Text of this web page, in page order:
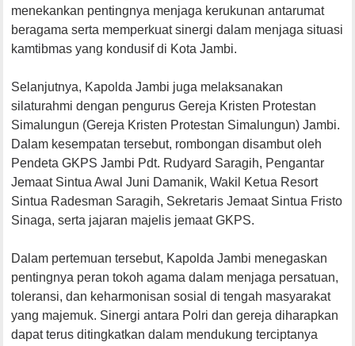
menekankan pentingnya menjaga kerukunan antarumat
beragama serta memperkuat sinergi dalam menjaga situasi
kamtibmas yang kondusif di Kota Jambi.
Selanjutnya, Kapolda Jambi juga melaksanakan
silaturahmi dengan pengurus Gereja Kristen Protestan
Simalungun (Gereja Kristen Protestan Simalungun) Jambi.
Dalam kesempatan tersebut, rombongan disambut oleh
Pendeta GKPS Jambi Pdt. Rudyard Saragih, Pengantar
Jemaat Sintua Awal Juni Damanik, Wakil Ketua Resort
Sintua Radesman Saragih, Sekretaris Jemaat Sintua Fristo
Sinaga, serta jajaran majelis jemaat GKPS.
Dalam pertemuan tersebut, Kapolda Jambi menegaskan
pentingnya peran tokoh agama dalam menjaga persatuan,
toleransi, dan keharmonisan sosial di tengah masyarakat
yang majemuk. Sinergi antara Polri dan gereja diharapkan
dapat terus ditingkatkan dalam mendukung terciptanya